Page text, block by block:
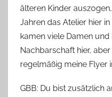
älteren Kinder
Jahren das Atelier hier
kamen viele Damen
Nachbarschaft hier,
regelmäßig meine Flyer
GBB: Du bist zusätzlich